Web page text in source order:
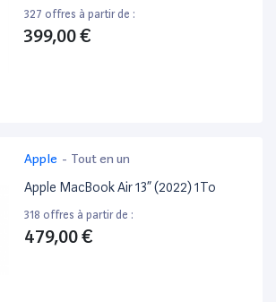
327 offres à partir de :
399,00 €
Apple - Tout en un
Apple MacBook Air 13” (2022) 1To
318 offres à partir de :
479,00 €